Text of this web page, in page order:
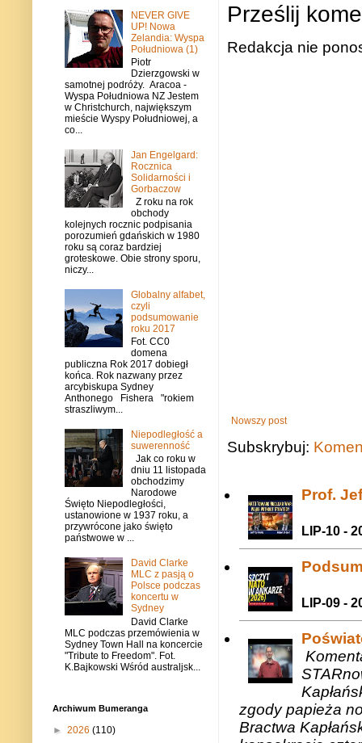
Prześlij
Redakcja nie
Nowszy post
Subskrybuj:
Prof.
LIP-10 -
LIP-09 -
zgody papieża
Bractwa
NEVER GIVE
UP! Nowa
Zelandia: Wyspa
Południowa (1)
Piotr
Dzierzgowski w
samotnej podróży. Aracoa -
Wyspa Południowa NZ Jestem
w Christchurch, największym
mieście Wyspy Południowej, a
co...
Jan Engelgard:
Rocznica
Solidarności i
Gorbaczow
Z roku na rok
obchody
kolejnych rocznic podpisania
porozumień gdańskich w 1980
roku są coraz bardziej
groteskowe. Obie strony sporu,
niczy...
Globalny alfabet,
czyli
podsumowanie
roku 2017
Fot. CC0
domena
publiczna Rok 2017 dobiegł
końca. Rok nazwany przez
arcybiskupa Sydney
Anthonego Fishera "rokiem
straszliwym...
Niepodległość a
suwerenność
Jak co roku w
dniu 11 listopada
obchodzimy
Narodowe
Święto Niepodległości,
ustanowione w 1937 roku, a
przywrócone jako święto
państwowe w ...
David Clarke
MLC z pasją o
Polsce podczas
koncertu w
Sydney
David Clarke
MLC podczas przemówienia w
Sydney Town Hall na koncercie
"Tribute to Freedom". Fot.
K.Bajkowski Wśród australjsk...
Archiwum Bumeranga
► 2026 (110)